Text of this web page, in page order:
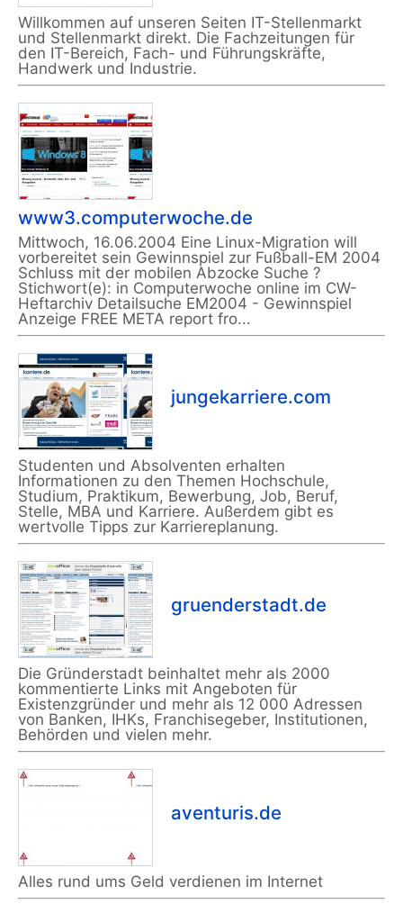
Willkommen auf unseren Seiten IT-Stellenmarkt
und Stellenmarkt direkt. Die Fachzeitungen für
den IT-Bereich, Fach- und Führungskräfte,
Handwerk und Industrie.
www3.computerwoche.de
Mittwoch, 16.06.2004 Eine Linux-Migration will
vorbereitet sein Gewinnspiel zur Fußball-EM 2004
Schluss mit der mobilen Abzocke Suche ?
Stichwort(e): in Computerwoche online im CW-
Heftarchiv Detailsuche EM2004 - Gewinnspiel
Anzeige FREE META report fro...
jungekarriere.com
Studenten und Absolventen erhalten
Informationen zu den Themen Hochschule,
Studium, Praktikum, Bewerbung, Job, Beruf,
Stelle, MBA und Karriere. Außerdem gibt es
wertvolle Tipps zur Karriereplanung.
gruenderstadt.de
Die Gründerstadt beinhaltet mehr als 2000
kommentierte Links mit Angeboten für
Existenzgründer und mehr als 12 000 Adressen
von Banken, IHKs, Franchisegeber, Institutionen,
Behörden und vielen mehr.
aventuris.de
Alles rund ums Geld verdienen im Internet